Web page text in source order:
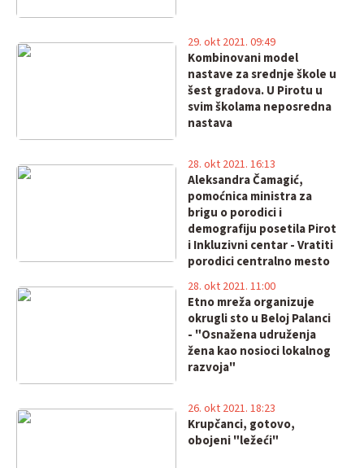
Kombinovani model
nastave za srednje škole u
šest gradova. U Pirotu u
svim školama neposredna
nastava
29. okt 2021. 09:49
Aleksandra Čamagić,
pomoćnica ministra za
brigu o porodici i
demografiju posetila Pirot
i Inkluzivni centar - Vratiti
porodici centralno mesto
u društvu
28. okt 2021. 16:13
Etno mreža organizuje
okrugli sto u Beloj Palanci
- "Osnažena udruženja
žena kao nosioci lokalnog
razvoja"
28. okt 2021. 11:00
Krupčanci, gotovo,
obojeni "ležeći"
26. okt 2021. 18:23